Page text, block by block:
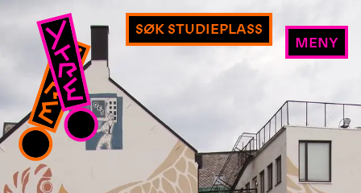
SØK STUDIEPLASS
MENY